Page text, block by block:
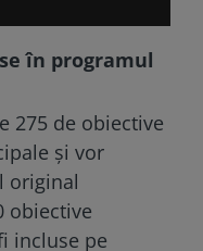
în programul
275 de obiective
şi vor
original
obiective
incluse pe